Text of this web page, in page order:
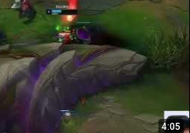
4:05